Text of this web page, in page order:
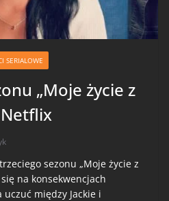
SERIALOWE
„Moje życie z
sezonu „Moje życie z
na konsekwencjach
między Jackie i